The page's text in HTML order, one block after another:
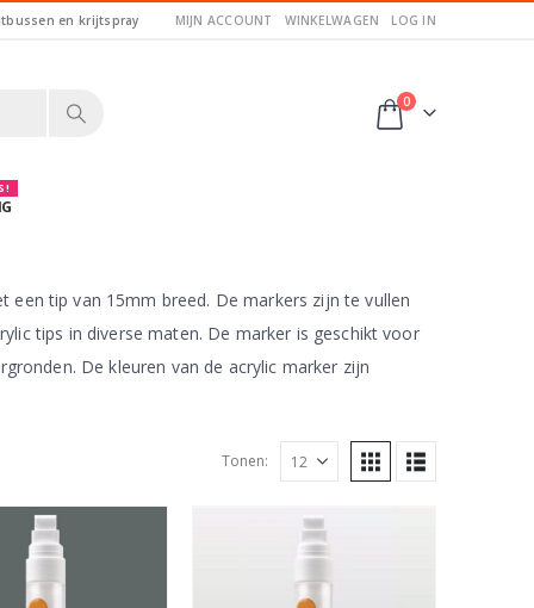
en krijtspray MIJN ACCOUNT WINKELWAGEN LOG IN
0
!
tip van 15mm breed. De markers zijn te vullen
tips in diverse maten. De marker is geschikt voor
De kleuren van de acrylic marker zijn
Tonen: